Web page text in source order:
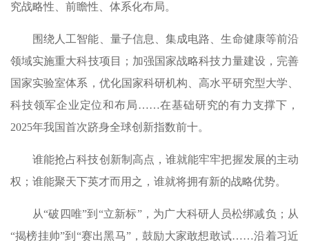
究战略性、前瞻性、体系化布局。
围绕人工智能、量子信息、集成电路、生命健康等前沿
领域实施重大科技项目；加强国家战略科技力量建设，完善
国家实验室体系，优化国家科研机构、高水平研究型大学、
科技领军企业定位和布局……在基础研究的有力支撑下，
2025年我国首次跻身全球创新指数前十。
谁能抢占科技创新制高点，谁就能牢牢把握发展的主动
权；谁能聚天下英才而用之，谁就将拥有新的战略优势。
从“破四唯”到“立新标”，为广大科研人员松绑减负；从
“揭榜挂帅”到“赛出黑马”，鼓励大家敢想敢试……沿着习近